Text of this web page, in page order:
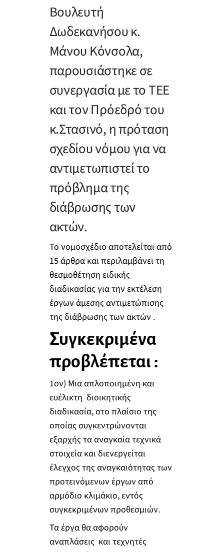
Βουλευτή
Δωδεκανήσου κ.
Μάνου Κόνσολα,
παρουσιάστηκε σε
συνεργασία με το ΤΕΕ
και τον Πρόεδρό του
κ.Στασινό, η πρόταση
σχεδίου νόμου για να
αντιμετωπιστεί το
πρόβλημα της
διάβρωσης των
ακτών.
Το νομοσχέδιο αποτελείται από
15 άρθρα και περιλαμβάνει τη
θεσμοθέτηση ειδικής
διαδικασίας για την εκτέλεση
έργων άμεσης αντιμετώπισης
της διάβρωσης των ακτών .
Συγκεκριμένα
προβλέπεται :
1ον) Μια απλοποιημένη και
ευέλικτη διοικητικής
διαδικασία, στο πλαίσιο της
οποίας συγκεντρώνονται
εξαρχής τα αναγκαία τεχνικά
στοιχεία και διενεργείται
έλεγχος της αναγκαιότητας των
προτεινόμενων έργων από
αρμόδιο κλιμάκιο, εντός
συγκεκριμένων προθεσμιών.
Τα έργα θα αφορούν
αναπλάσεις και τεχνητές